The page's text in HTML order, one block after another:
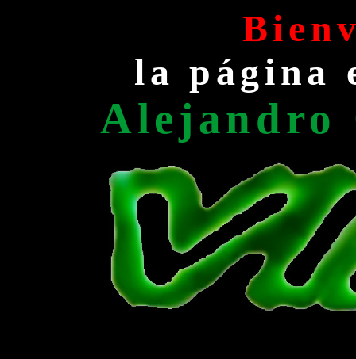
la página
Alejandro